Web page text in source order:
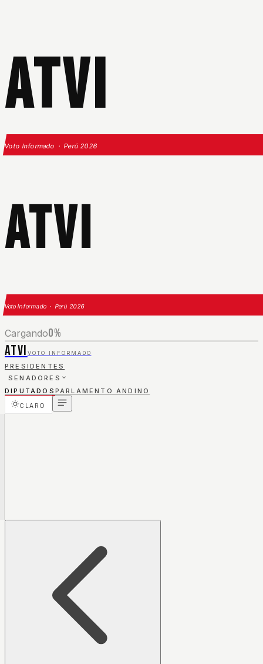
ATVI
Voto Informado · Perú 2026
ATVI
Voto Informado · Perú 2026
Cargando0%
ATVI VOTO INFORMADO
PRESIDENTES
SENADORES
DIPUTADOS PARLAMENTO ANDINO
CLARO